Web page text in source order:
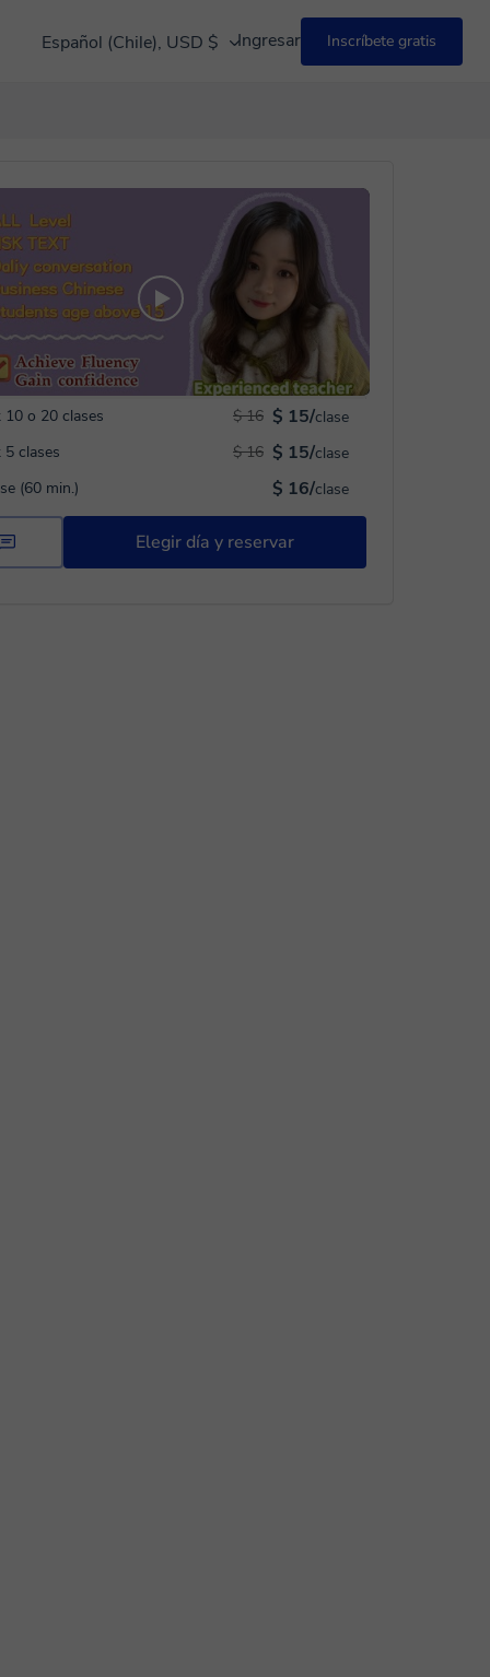
Español (Chile), USD $ Ingresar Inscríbete gratis
10 o 20 clases $ 15/clase
$ 16
5 clases
$ 15/clase
$ 16
(60 min.)
$ 16/clase
Elegir día y reservar